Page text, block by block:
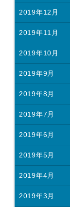
2019年12月
2019年11月
2019年10月
2019年9月
2019年8月
2019年7月
2019年6月
2019年5月
2019年4月
2019年3月